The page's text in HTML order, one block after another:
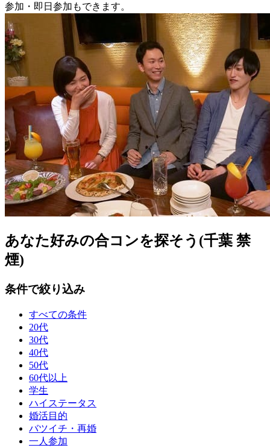
参加・即日参加もできます。
あなた好みの合コンを探そう(千葉 禁
煙)
条件で絞り込み
すべての条件
20代
30代
40代
50代
60代以上
学生
ハイステータス
婚活目的
バツイチ・再婚
一人参加